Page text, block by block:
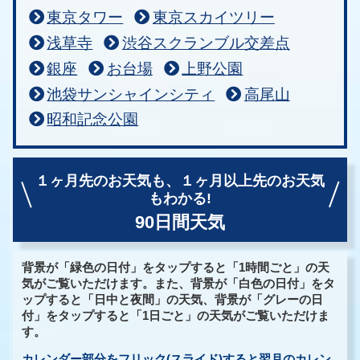
東京タワー
東京スカイツリー
浅草寺
渋谷スクランブル交差点
銀座
お台場
上野公園
池袋サンシャインシティ
高尾山
昭和記念公園
１ヶ月先のお天気も、
１ヶ月以上先のお天気
もわかる!
90日間天気
背景が「緑色の日付」をタップすると「1時間ごと」の天
気がご覧いただけます。また、背景が「白色の日付」をタ
ップすると「日中と夜間」の天気、背景が「グレーの日
付」をタップすると「1日ごと」の天気がご覧いただけま
す。